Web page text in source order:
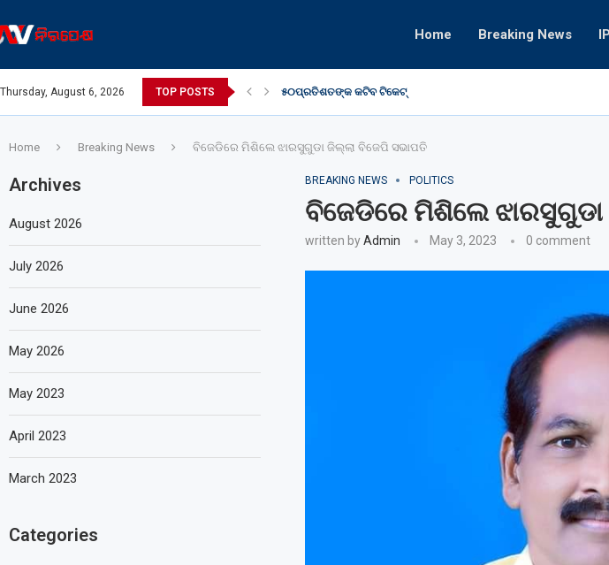
Home Breaking News
Thursday, August 6, 2026 TOP POSTS ୫୦ପ୍ରତିଶତଙ୍କ କଟିବ ଟିକେଟ୍‌
Home Breaking News ବିଜେଡିରେ ମିଶିଲେ ଝାରସୁଗୁଡା ଜିଲ୍ଲା ବିଜେପି ସଭାପତି
BREAKING NEWS POLITICS
ବିଜେଡିରେ ମିଶିଲେ
written byAdmin May 3, 2023 0 comment
Archives
August 2026
July 2026
June 2026
May 2026
May 2023
April 2023
March 2023
Categories